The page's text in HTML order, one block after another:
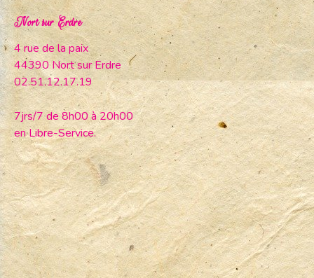
Nort sur Erdre
4 rue de la paix
44390 Nort sur Erdre
02.51.12.17.19
7jrs/7 de 8h00 à 20h00
en Libre-Service.